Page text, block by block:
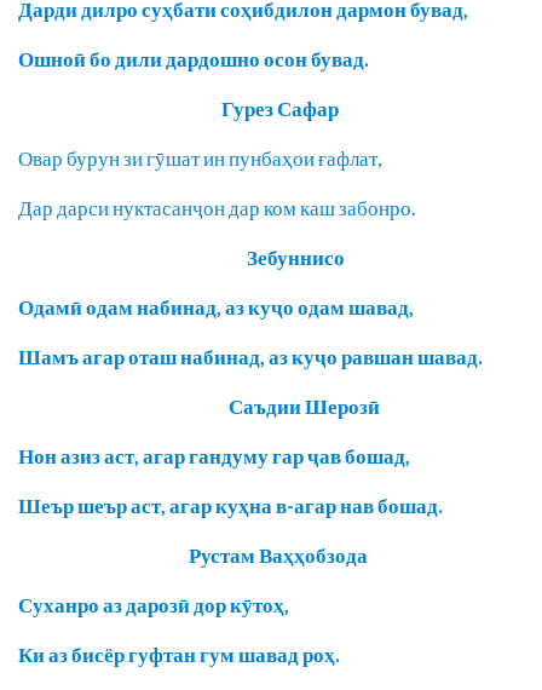
Дарди дилро суҳбати соҳибдилон дармон бувад,
Ошноӣ бо дили дардошно осон бувад.
Гурез Сафар
Овар бурун зи гӯшат ин пунбаҳои ғафлат,
Дар дарси нуктасанҷон дар ком каш забонро.
Зебуннисо
Одамӣ одам набинад, аз куҷо одам шавад,
Шамъ агар оташ набинад, аз куҷо равшан шавад.
Саъдии Шерозӣ
Нон азиз аст, агар гандуму гар ҷав бошад,
Шеър шеър аст, агар куҳна в-агар нав бошад.
Рустам Ваҳҳобзода
Суханро аз дарозӣ дор кӯтоҳ,
Ки аз бисёр гуфтан гум шавад роҳ.